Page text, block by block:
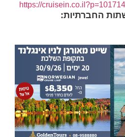
https://cruisein.co.il?p=101714
החברתיות: